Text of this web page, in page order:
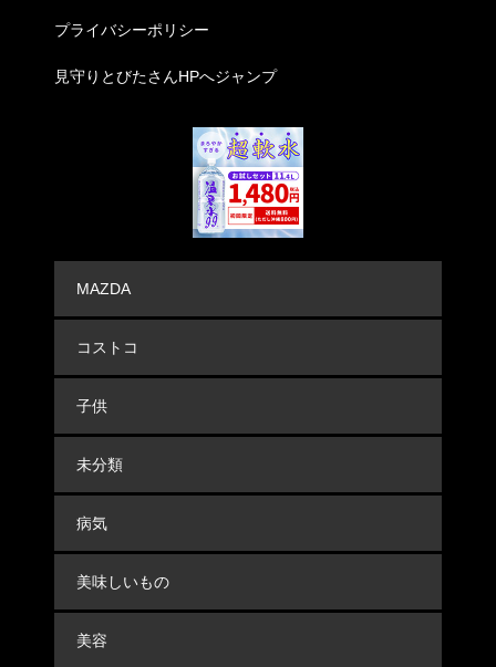
プライバシーポリシー
見守りとびたさんHPへジャンプ
MAZDA
コストコ
子供
未分類
病気
美味しいもの
美容